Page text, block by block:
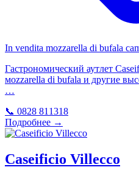
In vendita mozzarella di bufala
Гастрономический аутлет
мozzarella di bufala и другие
…
📞 0828 811318
Подробнее →
Caseificio Villecco